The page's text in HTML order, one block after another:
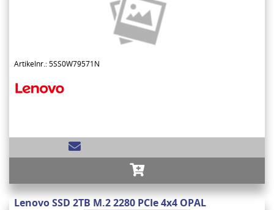
Artikelnr.: 5SS0W79571N
Lenovo SSD 2TB M.2 2280 PCIe 4x4 OPAL